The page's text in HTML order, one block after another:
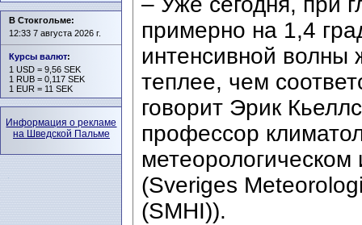
примерно на 1,4
интенсивной волны
теплее, чем
говорит Эрик
профессор
метеорологическом
(Sveriges
(SMHI)).
В Стокгольме:
12:33 7 августа 2026 г.
Курсы валют:
1 USD = 9,56 SEK
1 RUB = 0,117 SEK
1 EUR = 11 SEK
Информация о рекламе
на Шведской Пальме